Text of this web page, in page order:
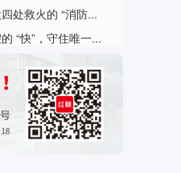
员”，只盯复购这一件事
”，守住唯一的 “专”